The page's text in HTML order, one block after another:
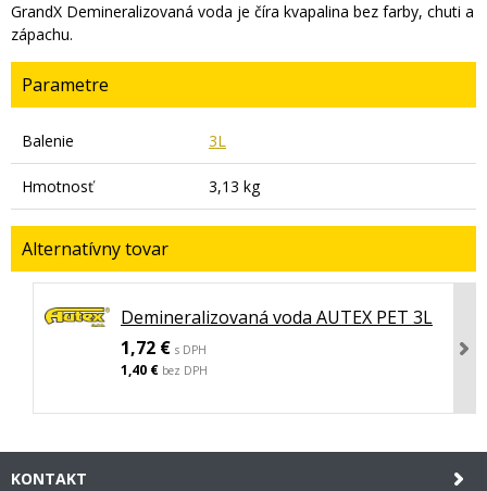
GrandX Demineralizovaná voda je číra kvapalina bez farby, chuti a
zápachu.
Parametre
Balenie 3L
Hmotnosť 3,13 kg
Alternatívny tovar
Demineralizovaná voda AUTEX PET 3L
1,72 € s DPH
1,40 € bez DPH
KONTAKT